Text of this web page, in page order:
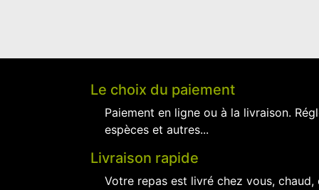
Le choix du paiement
Paiement en ligne ou à la livraison.
espèces et autres...
Livraison rapide
Votre repas est livré chez vous,